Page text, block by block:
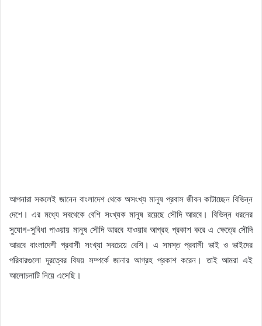
আপনারা সকলেই জানেন বাংলাদেশ থেকে অসংখ্য মানুষ প্রবাস জীবন কাটাচ্ছেন বিভিন্ন
দেশে। এর মধ্যে সবথেকে বেশি সংখ্যক মানুষ রয়েছে সৌদি আরবে। বিভিন্ন ধরনের
সুযোগ-সুবিধা পাওয়ায় মানুষ সৌদি আরবে যাওয়ার আগ্রহ প্রকাশ করে এ ক্ষেত্রে সৌদি
আরবে বাংলাদেশী প্রবাসী সংখ্যা সবচেয়ে বেশি। এ সমস্ত প্রবাসী ভাই ও ভাইদের
পরিবারগুলো দূরত্বের বিষয় সম্পর্কে জানার আগ্রহ প্রকাশ করেন। তাই আমরা এই
আলোচনাটি নিয়ে এসেছি।